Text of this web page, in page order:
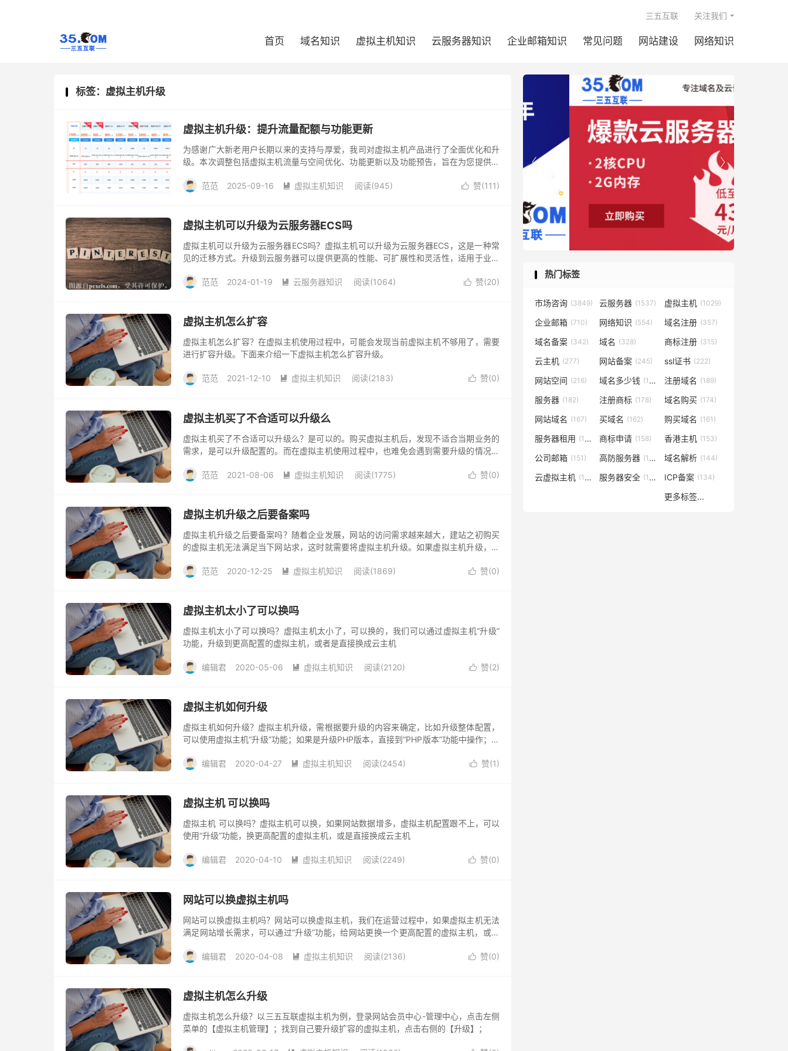
首页 域名知识 虚拟主机知识 云服务器知识 企业邮箱知识 常见问题 网站建设 网络知识
三五互联 关注我们
标签：虚拟主机升级
虚拟主机升级：提升流量配额与功能更新
为感谢广大新老用户长期以来的支持与厚爱，我司对虚拟主机产品进行了全面优化和升
级。本次调整包括虚拟主机流量与空间优化、功能更新以及功能预告，旨在为您提供更
范范
2025-09-16  虚拟主机知识 阅读(945)  赞(111)
虚拟主机可以升级为云服务器ECS吗
虚拟主机可以升级为云服务器ECS吗？虚拟主机可以升级为云服务器ECS，这是一种常
见的迁移方式。升级到云服务器可以提供更高的性能、可扩展性和灵活性，适用于业务
范范
2024-01-19  云服务器知识 阅读(1064)  赞(20)
虚拟主机怎么扩容
虚拟主机怎么扩容？在虚拟主机使用过程中，可能会发现当前虚拟主机不够用了，需要
进行扩容升级。下面来介绍一下虚拟主机怎么扩容升级。
范范 2021-12-10  虚拟主机知识 阅读(2183)  赞(0)
虚拟主机买了不合适可以升级么
虚拟主机买了不合适可以升级么？是可以的。购买虚拟主机后，发现不适合当期业务的
需求，是可以升级配置的。而在虚拟主机使用过程中，也难免会遇到需要升级的情况，
范范
2021-08-06  虚拟主机知识 阅读(1775)  赞(0)
虚拟主机升级之后要备案吗
虚拟主机升级之后要备案吗？随着企业发展，网站的访问需求越来越大，建站之初购买
的虚拟主机无法满足当下网站求，这时就需要将虚拟主机升级。如果虚拟主机升级，只
范范
2020-12-25  虚拟主机知识 阅读(1869)  赞(0)
虚拟主机太小了可以换吗
虚拟主机太小了可以换吗？虚拟主机太小了，可以换的，我们可以通过虚拟主机“升级”
功能，升级到更高配置的虚拟主机，或者是直接换成云主机
编辑君 2020-05-06  虚拟主机知识 阅读(2120)  赞(2)
虚拟主机如何升级
虚拟主机如何升级？虚拟主机升级，需根据要升级的内容来确定，比如升级整体配置，
可以使用虚拟主机“升级”功能；如果是升级PHP版本，直接到“PHP版本”功能中操作；如
编辑君
2020-04-27  虚拟主机知识 阅读(2454)  赞(1)
虚拟主机 可以换吗
虚拟主机 可以换吗？虚拟主机可以换，如果网站数据增多，虚拟主机配置跟不上，可以
使用“升级”功能，换更高配置的虚拟主机，或是直接换成云主机
编辑君 2020-04-10  虚拟主机知识 阅读(2249)  赞(0)
网站可以换虚拟主机吗
网站可以换虚拟主机吗？网站可以换虚拟主机，我们在运营过程中，如果虚拟主机无法
满足网站增长需求，可以通过“升级”功能，给网站更换一个更高配置的虚拟主机，或者
编辑君
2020-04-08  虚拟主机知识 阅读(2136)  赞(0)
虚拟主机怎么升级
虚拟主机怎么升级？以三五互联虚拟主机为例，登录网站会员中心-管理中心，点击左侧
菜单的【虚拟主机管理】；找到自己要升级扩容的虚拟主机，点击右侧的【升级】；


热门标签
市场咨询 (3849) 云服务器 (1537) 虚拟主机 (1029)
企业邮箱 (710) 网络知识 (554) 域名注册 (357)
域名备案 (342) 域名 (328) 商标注册 (315)
云主机 (277) 网站备案 (245) ssl证书 (222)
网站空间 (216) 域名多少钱 (194) 注册域名 (189)
服务器 (182) 注册商标 (178) 域名购买 (174)
网站域名 (167) 买域名 (162) 购买域名 (161)
服务器租用 (160) 商标申请 (158) 香港主机 (153)
公司邮箱 (151) 高防服务器 (146) 域名解析 (144)
云虚拟主机 (140) 服务器安全 (137) ICP备案 (134)
更多标签...